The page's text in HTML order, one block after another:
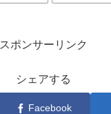
スポンサーリンク
シェアする
Facebook